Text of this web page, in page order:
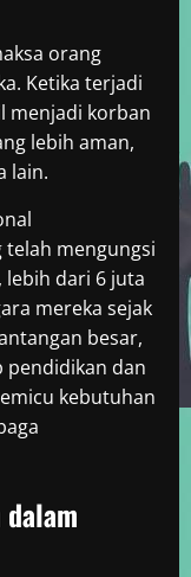
orang
Ketika terjadi
menjadi korban
lebih aman,
lain.
mengungsi
lebih dari 6 juta
mereka sejak
besar,
pendidikan dan
kebutuhan